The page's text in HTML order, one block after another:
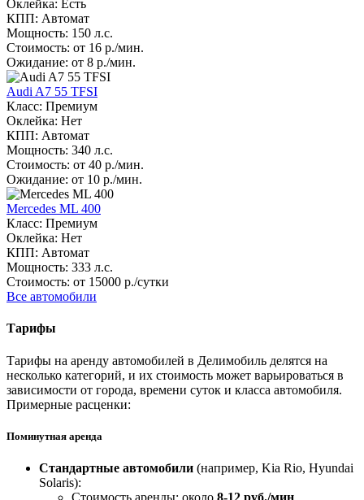
Оклейка: Есть
КПП: Автомат
Мощность: 150 л.с.
Стоимость: от 16 р./мин.
Ожидание: от 8 р./мин.
Audi A7 55 TFSI
Класс: Премиум
Оклейка: Нет
КПП: Автомат
Мощность: 340 л.с.
Стоимость: от 40 р./мин.
Ожидание: от 10 р./мин.
Mercedes ML 400
Класс: Премиум
Оклейка: Нет
КПП: Автомат
Мощность: 333 л.с.
Стоимость: от 15000 р./сутки
Все автомобили
Тарифы
Тарифы на аренду автомобилей в Делимобиль делятся на
несколько категорий, и их стоимость может варьироваться в
зависимости от города, времени суток и класса автомобиля.
Примерные расценки:
Поминутная аренда
Стандартные автомобили (например, Kia Rio, Hyundai
Solaris):
Стоимость аренды: около 8-12 руб./мин.